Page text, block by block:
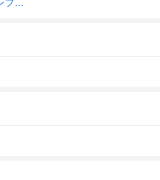
A033 ニンジン(ナンテス) 人参 にんじん 1.5g(約1400粒) 有機種子 固定種 たね タネ グリーンフィールドプロジェクト 【ポスト投函便対象】